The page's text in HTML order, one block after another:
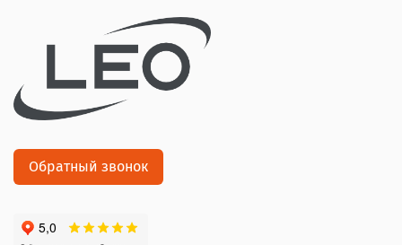
Обратный звонок